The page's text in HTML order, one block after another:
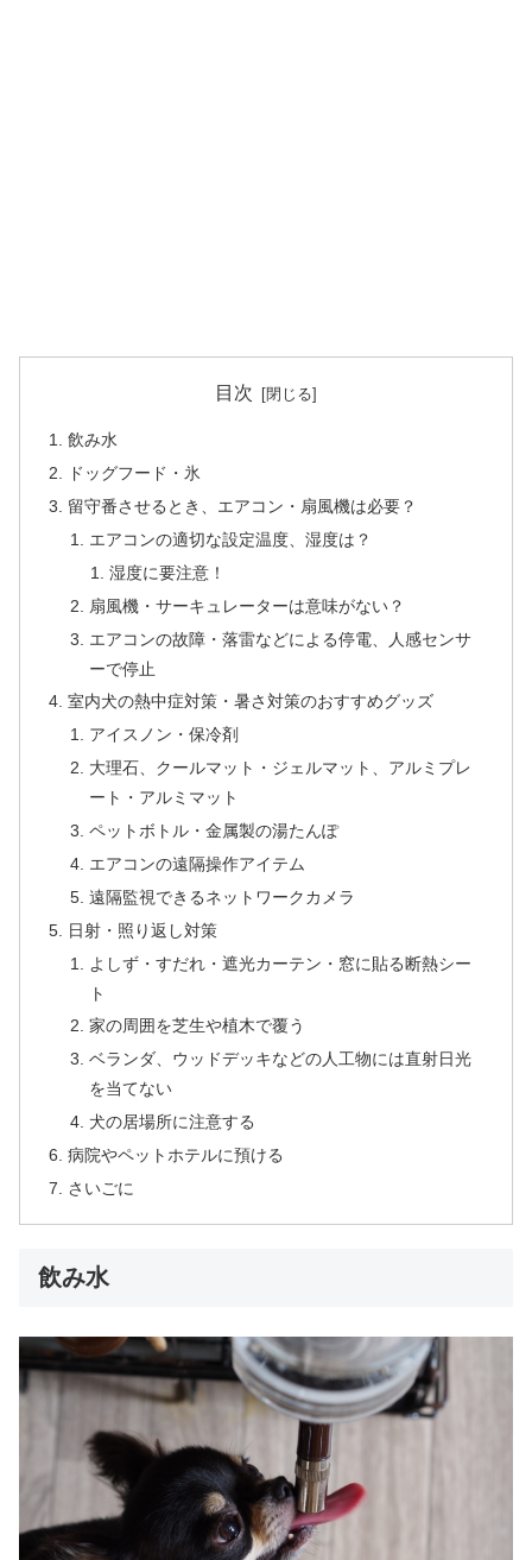
目次
飲み水
ドッグフード・氷
留守番させるとき、エアコン・扇風機は必要？
エアコンの適切な設定温度、湿度は？
湿度に要注意！
扇風機・サーキュレーターは意味がない？
エアコンの故障・落雷などによる停電、人感センサ
ーで停止
室内犬の熱中症対策・暑さ対策のおすすめグッズ
アイスノン・保冷剤
大理石、クールマット・ジェルマット、アルミプレ
ート・アルミマット
ペットボトル・金属製の湯たんぽ
エアコンの遠隔操作アイテム
遠隔監視できるネットワークカメラ
日射・照り返し対策
よしず・すだれ・遮光カーテン・窓に貼る断熱シー
ト
家の周囲を芝生や植木で覆う
ベランダ、ウッドデッキなどの人工物には直射日光
を当てない
犬の居場所に注意する
病院やペットホテルに預ける
さいごに
飲み水